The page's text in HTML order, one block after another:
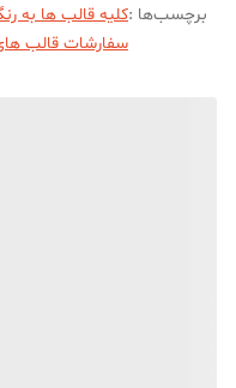
برچسب‌ها :کلیه قالب ها به
سفارشات قالب های سیلیکونی 3